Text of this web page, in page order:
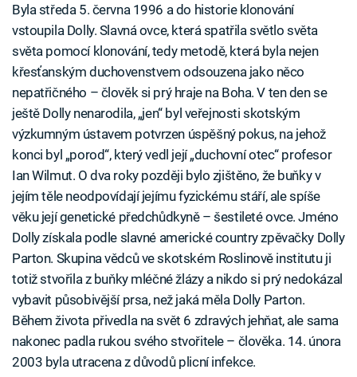
Byla středa 5. června 1996 a do historie klonování
vstoupila Dolly. Slavná ovce, která spatřila světlo světa
světa pomocí klonování, tedy metodě, která byla nejen
křesťanským duchovenstvem odsouzena jako něco
nepatřičného – člověk si prý hraje na Boha. V ten den se
ještě Dolly nenarodila, „jen“ byl veřejnosti skotským
výzkumným ústavem potvrzen úspěšný pokus, na jehož
konci byl „porod“, který vedl její „duchovní otec“ profesor
Ian Wilmut. O dva roky později bylo zjištěno, že buňky v
jejím těle neodpovídají jejímu fyzickému stáří, ale spíše
věku její genetické předchůdkyně – šestileté ovce. Jméno
Dolly získala podle slavné americké country zpěvačky Dolly
Parton. Skupina vědců ve skotském Roslinově institutu ji
totiž stvořila z buňky mléčné žlázy a nikdo si prý nedokázal
vybavit působivější prsa, než jaká měla Dolly Parton.
Během života přivedla na svět 6 zdravých jehňat, ale sama
nakonec padla rukou svého stvořitele – člověka. 14. února
2003 byla utracena z důvodů plicní infekce.